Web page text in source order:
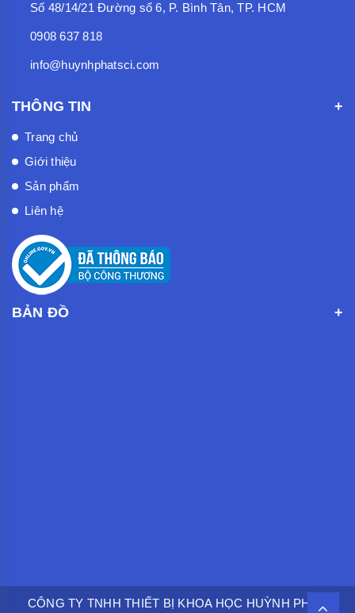
Số 48/14/21 Đường số 6, P. Bình Tân, TP. HCM
0908 637 818
info@huynhphatsci.com
THÔNG TIN
Trang chủ
Giới thiệu
Sản phẩm
Liên hệ
BẢN ĐỒ
CÔNG TY TNHH THIẾT BỊ KHOA HỌC HUỲNH PHÁT.